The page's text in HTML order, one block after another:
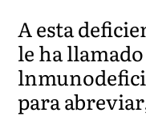
A esta
le ha
para